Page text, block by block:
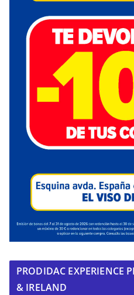
PRODIDAC EXPERIENCE
& IRELAND